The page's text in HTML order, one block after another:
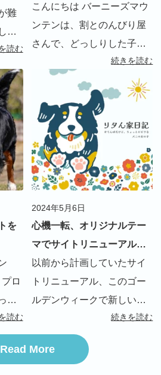
難
て
今
積
ズ
ぐ
」
読む
こんにちは バーニーズマウ
ンテンは、割とのんびり屋
さんで、どっしりした子が
多いです 遊ぶにも走り回る
イメージはあまりない犬種
なのですが、リタは周りの
方に「こんなに動くバーニ
ーズ初めて見た」とよく言
われます 最初の頃はまだ
[…]
続きを読む
を
ロ
て
ま
た
く
読む
2024年5月6日
心機一転、オリジナルテー
マでサイトリニューアルし
ました！
以前から計画していたサイ
トリニューアル、このゴー
ルデンウィークで新しいテ
ーマに切り替えました。 ・
旧テーマ：有料テーマ
AFFINGER ・新テーマ：ス
続きを読む
Read More